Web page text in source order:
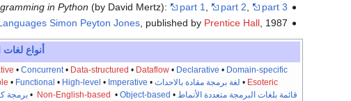
in Python (by David Mertz): part 1 part 2
part 3
Simon Peyton Jones, published by Prentice Hall, 1987.
أنواع
• Concurrent• Data-structured • Dataflow• Declarative • Domain-specific
Esoteric
• لغة برمجة مقادة بالاحداث •
• Functional • High-level • Imperative
قائمة بلغات البرمجة متعددة الأنماط •
Non-English-based • Object-based
• برمجة